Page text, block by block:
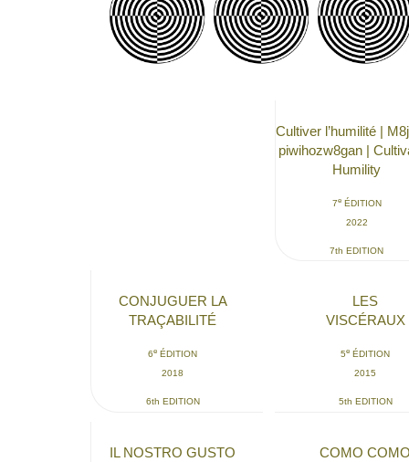
Cultiver l’humilité |
piwihozw8gan |
Humility
7eÉDITION
2022
7th EDITION
CONJUGUER LA
TRAÇABILITÉ
6e ÉDITION
2018
6th EDITION
LES
VISCÉRAUX
5e ÉDITION
2015
5th EDITION
IL NOSTRO GUSTO COMO